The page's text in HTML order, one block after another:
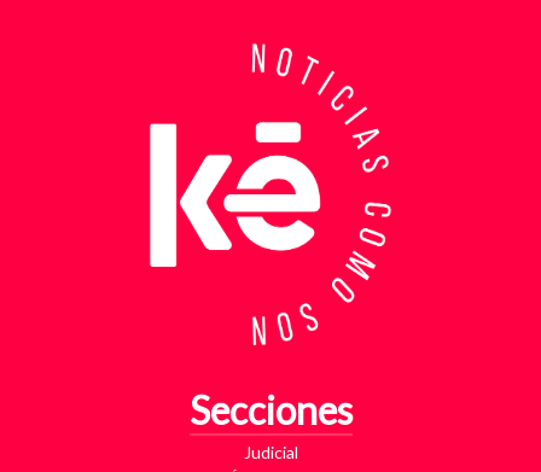
investigadores revisaron más de 200 cámaras de
seguridad públicas y privadas, además de analizar
cerca de 300 horas de grabaciones, con el objetivo
de reconstruir los movimientos de los sospechosos
y establecer patrones de comportamiento. Ese
seguimiento permitió identificar no solo el punto y
la modalidad de entrega del dinero, sino también la
posible existencia de otras víctimas que habrían
sido contactadas bajo el mismo esquema de
intimidación. Con la información recopilada, se
coordinó el operativo que culminó con la captura en
flagrancia. El procedimiento se realizó en el
extorsión. En su poder fueron hallados varios
elementos que ahora hacen parte del proceso
judicial, entre ellos una motocicleta utilizada para
Secciones
Judicial